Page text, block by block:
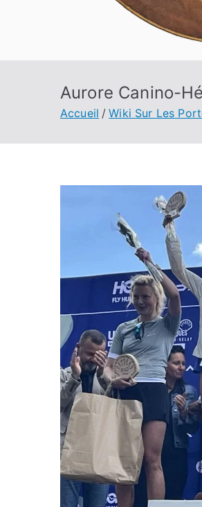
Aurore Canino-
Accueil Wiki Sur Les